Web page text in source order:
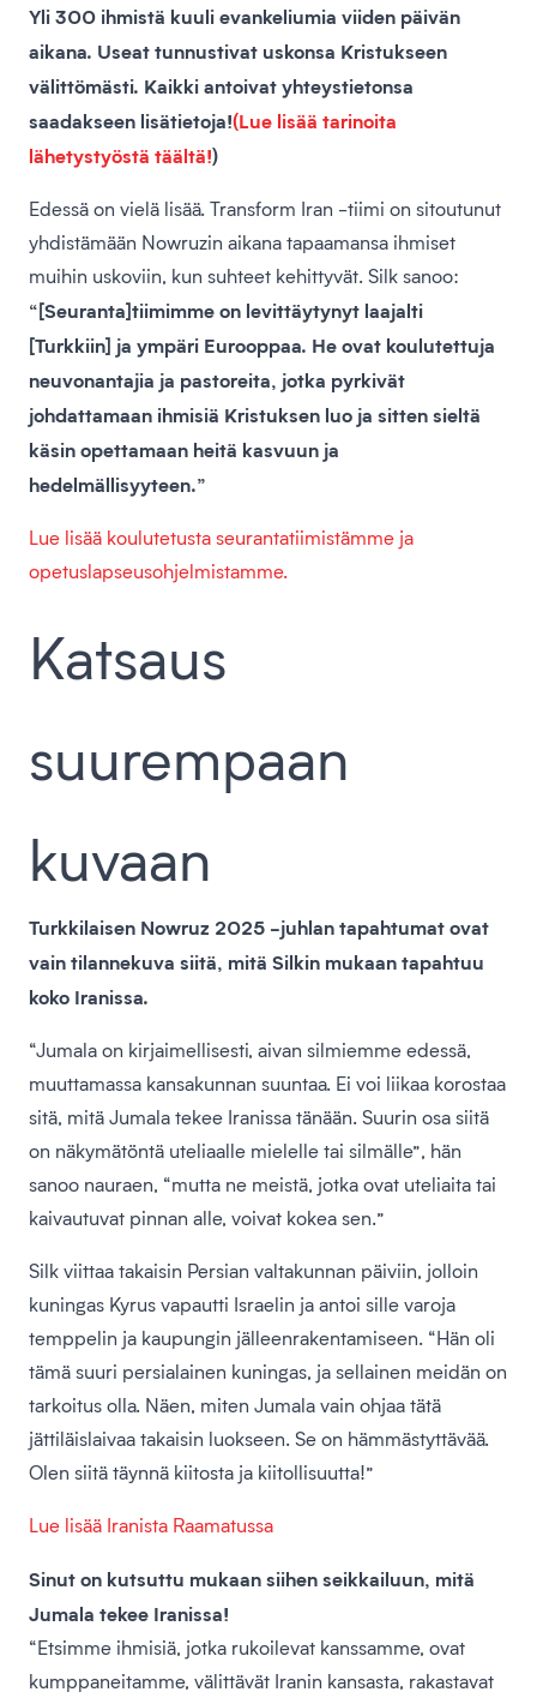
Yli 300 ihmistä kuuli evankeliumia viiden päivän
aikana. Useat tunnustivat uskonsa Kristukseen
välittömästi. Kaikki antoivat yhteystietonsa
saadakseen lisätietoja!(Lue lisää tarinoita
lähetystyöstä täältä!)
Edessä on vielä lisää. Transform Iran -tiimi on sitoutunut
yhdistämään Nowruzin aikana tapaamansa ihmiset
muihin uskoviin, kun suhteet kehittyvät. Silk sanoo:
“[Seuranta]tiimimme on levittäytynyt laajalti
[Turkkiin] ja ympäri Eurooppaa. He ovat koulutettuja
neuvonantajia ja pastoreita, jotka pyrkivät
johdattamaan ihmisiä Kristuksen luo ja sitten sieltä
käsin opettamaan heitä kasvuun ja
hedelmällisyyteen.”
Lue lisää koulutetusta seurantatiimistämme ja
opetuslapseusohjelmistamme.
Katsaus
suurempaan
kuvaan
Turkkilaisen Nowruz 2025 -juhlan tapahtumat ovat
vain tilannekuva siitä, mitä Silkin mukaan tapahtuu
koko Iranissa.
“Jumala on kirjaimellisesti, aivan silmiemme edessä,
muuttamassa kansakunnan suuntaa. Ei voi liikaa korostaa
sitä, mitä Jumala tekee Iranissa tänään. Suurin osa siitä
on näkymätöntä uteliaalle mielelle tai silmälle”, hän
sanoo nauraen, “mutta ne meistä, jotka ovat uteliaita tai
kaivautuvat pinnan alle, voivat kokea sen.”
Silk viittaa takaisin Persian valtakunnan päiviin, jolloin
kuningas Kyrus vapautti Israelin ja antoi sille varoja
temppelin ja kaupungin jälleenrakentamiseen. “Hän oli
tämä suuri persialainen kuningas, ja sellainen meidän on
tarkoitus olla. Näen, miten Jumala vain ohjaa tätä
jättiläislaivaa takaisin luokseen. Se on hämmästyttävää.
Olen siitä täynnä kiitosta ja kiitollisuutta!”
Lue lisää Iranista Raamatussa
Sinut on kutsuttu mukaan siihen seikkailuun, mitä
Jumala tekee Iranissa!
“Etsimme ihmisiä, jotka rukoilevat kanssamme, ovat
kumppaneitamme, välittävät Iranin kansasta, rakastavat